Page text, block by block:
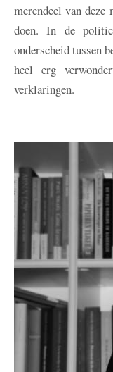
merendeel van
doen. In de
onderscheid tussen
heel erg
verklaringen.